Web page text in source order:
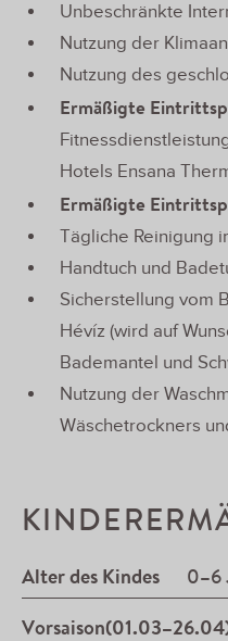
Unbeschränkte
Nutzung der
Nutzung des
Ermäßigte
Hotels Ensana
Ermäßigte
Tägliche Reinigung
Handtuch und
Sicherstellung vom
Hévíz (wird auf
Bademantel und
Nutzung der
Wäschetrockners
Alter des Kindes 0–6